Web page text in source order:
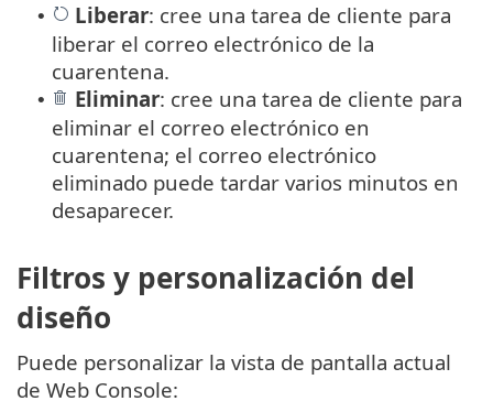
• Liberar: cree una tarea de cliente para
liberar el correo electrónico de la
cuarentena.
• Eliminar: cree una tarea de cliente para
eliminar el correo electrónico en
cuarentena; el correo electrónico
eliminado puede tardar varios minutos en
desaparecer.
Filtros y personalización del
diseño
Puede personalizar la vista de pantalla actual
de Web Console: